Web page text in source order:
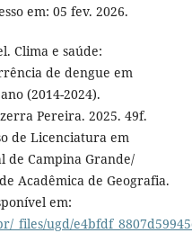
em: 05 fev. 2026.
Clima e saúde:
de dengue em
(2014-2024).
Pereira. 2025. 49f.
de Licenciatura em
de Campina Grande/
Acadêmica de Geografia.
em:
_files/ugd/